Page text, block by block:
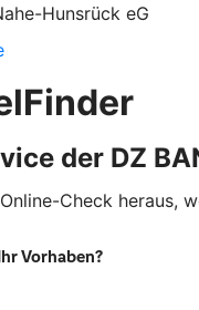
Hunsrück eG
der DZ
Check heraus,